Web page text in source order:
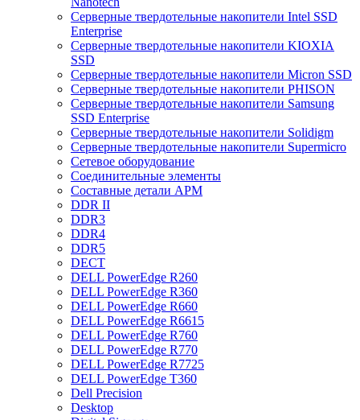
Cерверные твердотельные накопители Intel SSD
Enterprise
Cерверные твердотельные накопители KIOXIA
SSD
Cерверные твердотельные накопители Micron SSD
Cерверные твердотельные накопители PHISON
Cерверные твердотельные накопители Samsung
SSD Enterprise
Cерверные твердотельные накопители Solidigm
Cерверные твердотельные накопители Supermicro
Cетевое оборудование
Cоединительные элементы
Cоставные детали АРМ
DDR II
DDR3
DDR4
DDR5
DECT
DELL PowerEdge R260
DELL PowerEdge R360
DELL PowerEdge R660
DELL PowerEdge R6615
DELL PowerEdge R760
DELL PowerEdge R770
DELL PowerEdge R7725
DELL PowerEdge T360
Dell Precision
Desktop